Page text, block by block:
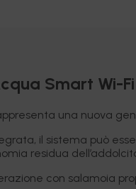
Smart Wi-
una nuova
il sistema può
residua
con salamoia